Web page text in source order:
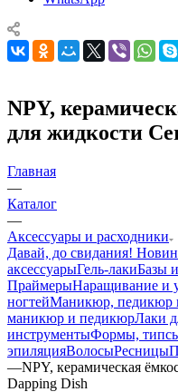
NPY,
для жидкости
Главная
—
Каталог
—
Аксессуары и расходники
Давай, до свидания!
аксессуарыГель-лакиБазы
ПраймерыНаращивание и
ногтейМаникюр, педикюр
маникюр и педикюрЛаки
инструментыФормы,
эпиляцияВолосыРесницы
—NPY, керамическая
Dapping Dish